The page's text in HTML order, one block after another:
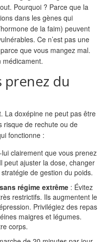
Pourquoi ? Parce que la
dans les gènes qui
de la faim) peuvent
Ce n’est pas une
que vous mangez mal.
médicament.
prenez du
La doxépine ne peut pas être
risque de rechute ou de
fonctionne :
lui clairement que vous prenez
peut ajuster la dose, changer
de gestion du poids.
régime extrême : Évitez
restrictifs. Ils augmentent le
Privilégiez des repas
maigres et légumes.
corps.